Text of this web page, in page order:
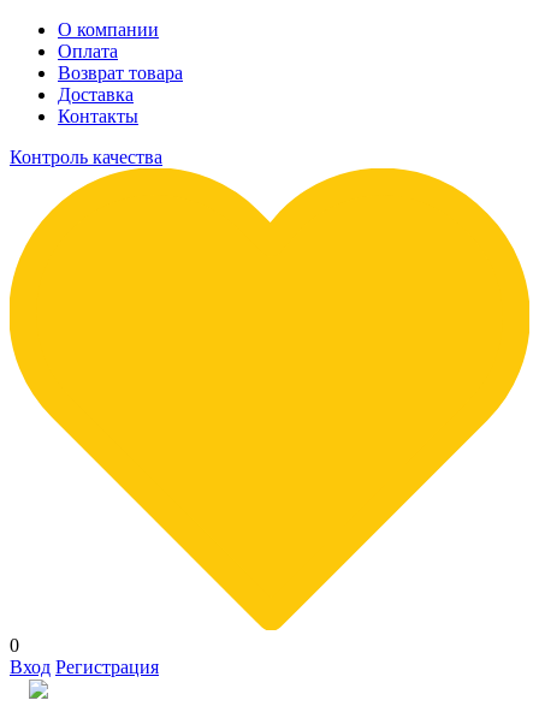
О компании
Оплата
Возврат товара
Доставка
Контакты
Контроль качества
0
Вход Регистрация